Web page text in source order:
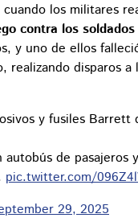
los militares
contra los soldados
y uno de ellos
disparos a
y fusiles
de pasajeros
pic.twitter.com/
29, 2025